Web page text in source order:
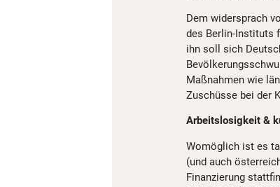
Dem widersprach
des Berlin-Instituts
ihn soll sich
Maßnahmen wie
Zuschüsse bei der
Arbeitslosigkeit &
Womöglich ist es
(und auch
Finanzierung